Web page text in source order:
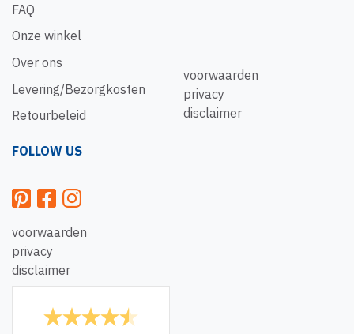
FAQ
Onze winkel
Over ons
Levering/Bezorgkosten
Retourbeleid
voorwaarden
privacy
disclaimer
FOLLOW US
voorwaarden
privacy
disclaimer